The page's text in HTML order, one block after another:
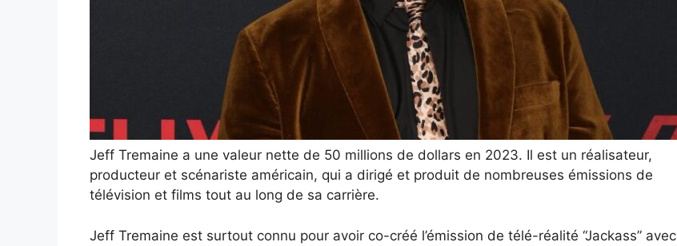
Jeff Tremaine a une valeur nette de 50 millions de dollars en 2023. Il est un réalisateur,
producteur et scénariste américain, qui a dirigé et produit de nombreuses émissions de
télévision et films tout au long de sa carrière.
Jeff Tremaine est surtout connu pour avoir co-créé l’émission de télé-réalité “Jackass” avec